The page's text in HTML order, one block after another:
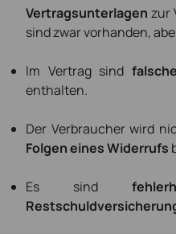
Vertragsunterlagen zur
sind zwar vorhanden,
Im Vertrag sind
enthalten.
Der Verbraucher wird
Folgen eines Widerrufs
Es sind